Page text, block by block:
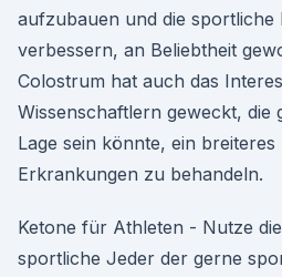
aufzubauen und die sportliche
verbessern, an Beliebtheit
Colostrum hat auch das
Wissenschaftlern geweckt, die
Lage sein könnte, ein
Erkrankungen zu behandeln.
Ketone für Athleten - Nutze
sportliche Jeder der gerne